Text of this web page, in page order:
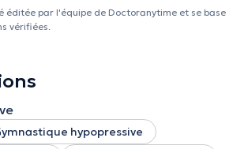
éditée par l'équipe de Doctoranytime et se base
vérifiées.
hypopressive